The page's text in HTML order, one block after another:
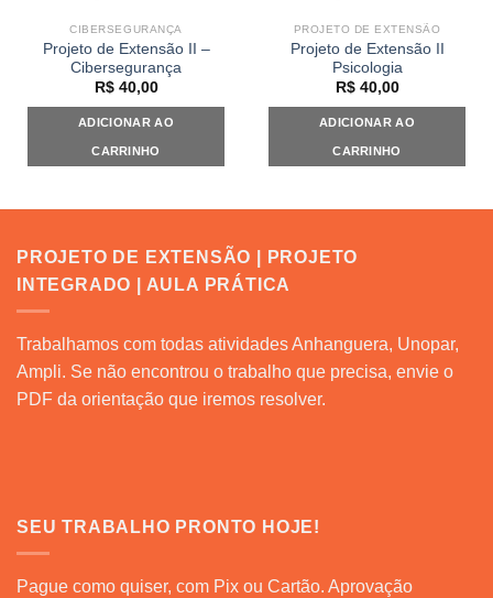
CIBERSEGURANÇA
Projeto de Extensão II –
Cibersegurança
R$40,00
ADICIONAR AO
CARRINHO
PROJETO DE EXTENSÃO
Projeto de Extensão II
Psicologia
R$40,00
ADICIONAR AO
CARRINHO
PROJETO DE EXTENSÃO | PROJETO
INTEGRADO | AULA PRÁTICA
Trabalhamos com todas atividades Anhanguera, Unopar,
Ampli. Se não encontrou o trabalho que precisa, envie o
PDF da orientação que iremos resolver.
SEU TRABALHO PRONTO HOJE!
Pague como quiser, com Pix ou Cartão. Aprovação